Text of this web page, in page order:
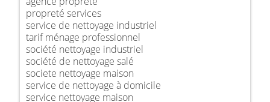
propreté services
service de nettoyage industriel
tarif ménage professionnel
société nettoyage industriel
société de nettoyage salé
societe nettoyage maison
service de nettoyage à domicile
service nettoyage maison